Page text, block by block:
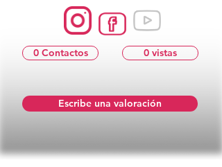
Escribe una valoración
0 Contactos 0 vistas